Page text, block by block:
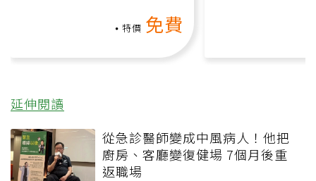
特價 免費
延伸閱讀
從急診醫師變成中風病人！他把
廚房、客廳變復健場 7個月後重
返職場